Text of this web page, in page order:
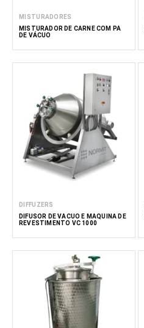
MISTURADORES
MISTURADOR DE CARNE COM PÁ
DE VÁCUO
DIFFUZERS
DIFUSOR DE VÁCUO E MÁQUINA DE
REVESTIMENTO VC 1000